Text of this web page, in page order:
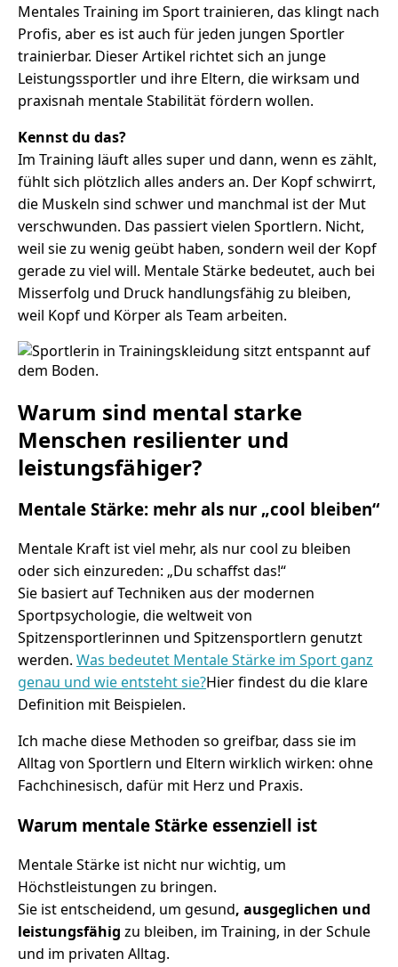
Mentales Training im Sport trainieren, das klingt nach
Profis, aber es ist auch für jeden jungen Sportler
trainierbar. Dieser Artikel richtet sich an junge
Leistungssportler und ihre Eltern, die wirksam und
praxisnah mentale Stabilität fördern wollen.
Kennst du das?
Im Training läuft alles super und dann, wenn es zählt,
fühlt sich plötzlich alles anders an. Der Kopf schwirrt,
die Muskeln sind schwer und manchmal ist der Mut
verschwunden. Das passiert vielen Sportlern. Nicht,
weil sie zu wenig geübt haben, sondern weil der Kopf
gerade zu viel will. Mentale Stärke bedeutet, auch bei
Misserfolg und Druck handlungsfähig zu bleiben,
weil Kopf und Körper als Team arbeiten.
Warum sind mental starke
Menschen resilienter und
leistungsfähiger?
Mentale Stärke: mehr als nur „cool bleiben“
Mentale Kraft ist viel mehr, als nur cool zu bleiben
oder sich einzureden: „Du schaffst das!“
Sie basiert auf Techniken aus der modernen
Sportpsychologie, die weltweit von
Spitzensportlerinnen und Spitzensportlern genutzt
werden. Was bedeutet Mentale Stärke im Sport ganz
genau und wie entsteht sie?Hier findest du die klare
Definition mit Beispielen.
Ich mache diese Methoden so greifbar, dass sie im
Alltag von Sportlern und Eltern wirklich wirken: ohne
Fachchinesisch, dafür mit Herz und Praxis.
Warum mentale Stärke essenziell ist
Mentale Stärke ist nicht nur wichtig, um
Höchstleistungen zu bringen.
Sie ist entscheidend, um gesund, ausgeglichen und
leistungsfähig zu bleiben, im Training, in der Schule
und im privaten Alltag.